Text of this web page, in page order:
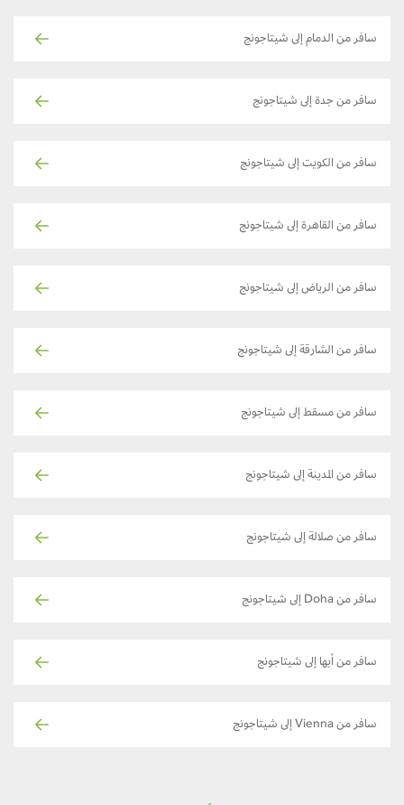
سافر من الدمام إلى شيتاجونج
سافر من جدة إلى شيتاجونج
سافر من الكويت إلى شيتاجونج
سافر من القاهرة إلى شيتاجونج
سافر من الرياض إلى شيتاجونج
سافر من الشارقة إلى شيتاجونج
سافر من مسقط إلى شيتاجونج
سافر من المدينة إلى شيتاجونج
سافر من صلالة إلى شيتاجونج
سافر من Doha إلى شيتاجونج
سافر من أبها إلى شيتاجونج
سافر من Vienna إلى شيتاجونج